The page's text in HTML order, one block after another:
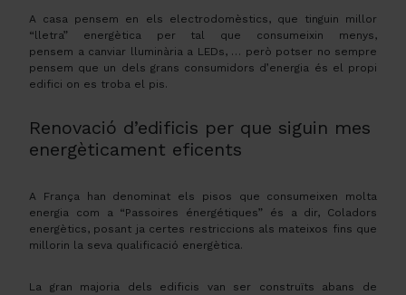
A casa pensem en els electrodomèstics, que tinguin millor
“lletra” energètica per tal que consumeixin menys,
pensem a canviar lluminària a LEDs, … però potser no sempre
pensem que un dels grans consumidors d’energia és el propi
edifici on es troba el pis.
Renovació d’edificis per que siguin mes
energèticament eficents
A França han denominat els pisos que consumeixen molta
energia com a “Passoires énergétiques” és a dir, Coladors
energètics, posant ja certes restriccions als mateixos fins que
millorin la seva qualificació energètica.
La gran majoria dels edificis van ser construïts abans de